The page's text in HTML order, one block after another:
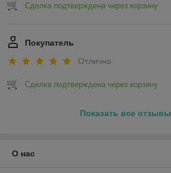
Сделка подтверждена через корзину
Покупатель
Отлично
Сделка подтверждена через корзину
Показать все отзывы
О нас